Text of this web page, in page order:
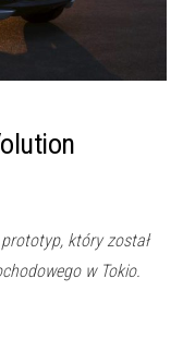
który został
w Tokio.